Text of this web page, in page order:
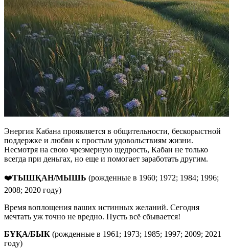
Энергия Кабана проявляется в общительности, бескорыстной
поддержке и любви к простым удовольствиям жизни.
Несмотря на свою чрезмерную щедрость, Кабан не только
всегда при деньгах, но еще и помогает заработать другим.
❤️ТЫШҚАН/МЫШЬ (рожденные в 1960; 1972; 1984; 1996;
2008; 2020 году)
Время воплощения ваших истинных желаний. Сегодня
мечтать уж точно не вредно. Пусть всё сбывается!
БҰҚА/БЫК (рожденные в 1961; 1973; 1985; 1997; 2009; 2021
году)